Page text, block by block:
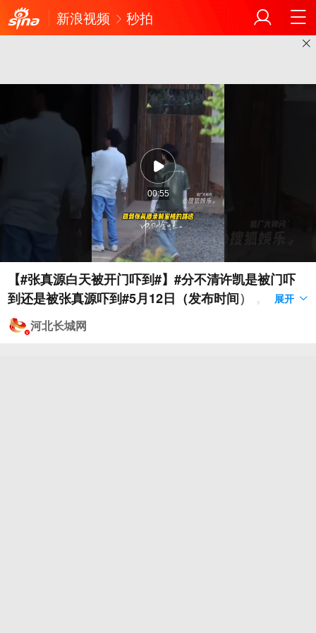
新浪视频 秒拍
00:55
【#张真源白天被开门吓到#】#分不清许凯是被门吓
到还是被张真源吓到#5月12日（发布时间），@时代
少年团-张真源 把密逃玩成音综了，一个开门就把张真
源吓得差点起飞，接着一个熊抱把大老师抱在胸前，
展开
河北长城网